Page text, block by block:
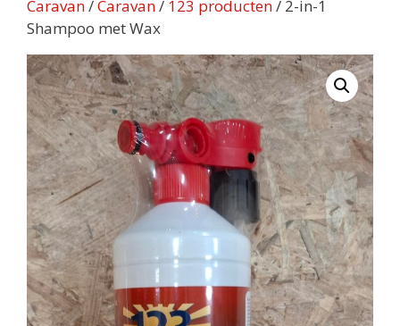
Caravan/Caravan/ 123 producten/ 2-in-1
Shampoo met Wax